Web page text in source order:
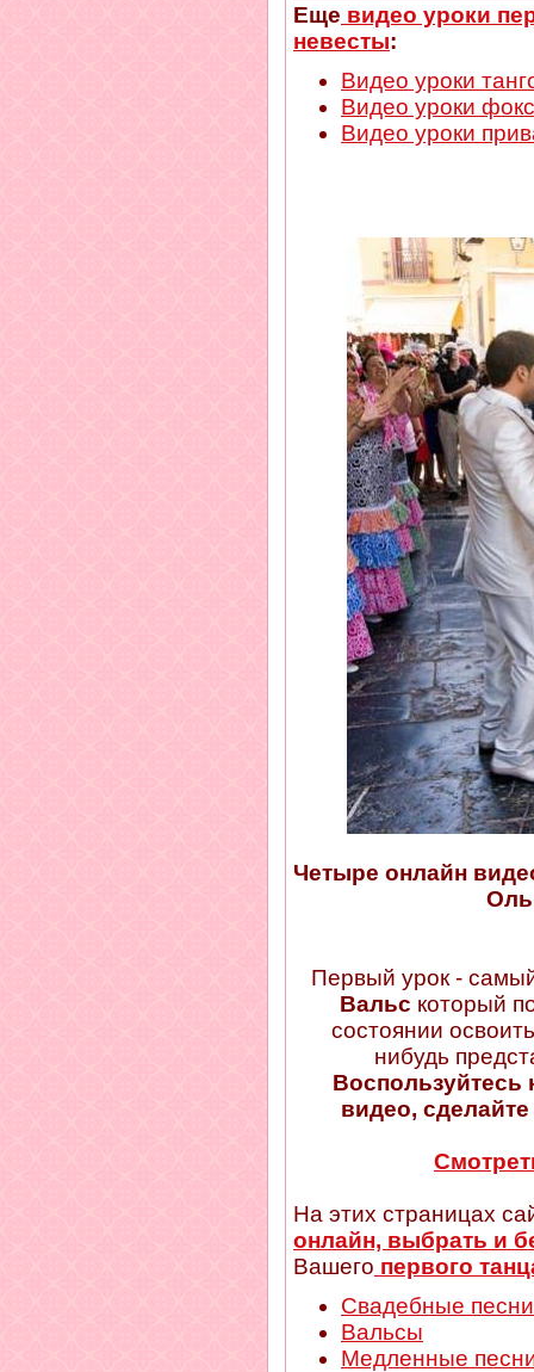
Еще видео уроки
невесты:
Видео уроки
Видео уроки
Видео уроки
Четыре онлайн
Первый урок -
Вальс который
состоянии
нибудь
видео,
На этих страницах
онлайн, выбрать и
Вашего первого
Свадебные
Вальсы
Медленные